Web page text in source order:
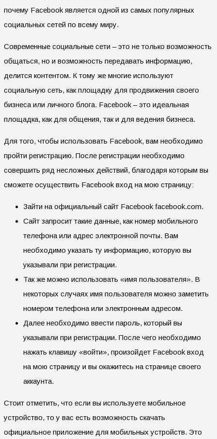
почему Facebook является одной из самых популярных
социальных сетей по всему миру.
Современные социальные сети – это не только возможность
общаться, но и возможность передавать информацию,
делится контентом. К тому же многие используют
социальную сеть, как площадку для продвижения своего
бизнеса или личного блога. Facebook – это идеальная
площадка, как для общения, так и для ведения бизнеса.
Для того, чтобы использовать Facebook, вам необходимо
пройти регистрацию. После регистрации необходимо
совершить ряд несложных действий, благодаря которым вы
сможете осуществить Facebook вход на мою страницу:
Зайти на официальный сайт Facebook facebook.com.
Сайт запросит такие данные, как номер мобильного
телефона или адрес электронной почты. Вам
необходимо указать ту информацию, которую вы
указывали при регистрации.
Так же можно использовать «имя пользователя». В
некоторых случаях имя пользователя можно заметить
номером телефона или электронным адресом.
Далее необходимо ввести пароль, который вы
указывали при регистрации. После чего необходимо
нажать клавишу «войти», произойдет Facebook вход
на мою страницу и вы окажитесь на странице своего
аккаунта.
Стоит отметить, что если вы используете мобильное
устройство, то у вас есть возможность скачать
официальное приложение для мобильных устройств. Это